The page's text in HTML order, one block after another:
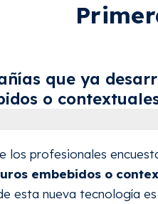
que ya
o
los profesionales
embebidos o
esta nueva tecnología